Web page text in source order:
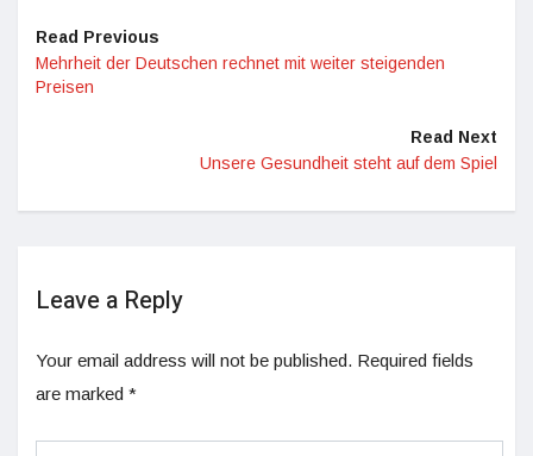
Read Previous
Mehrheit der Deutschen rechnet mit weiter steigenden
Preisen
Read Next
Unsere Gesundheit steht auf dem Spiel
Leave a Reply
Your email address will not be published. Required fields
are marked *